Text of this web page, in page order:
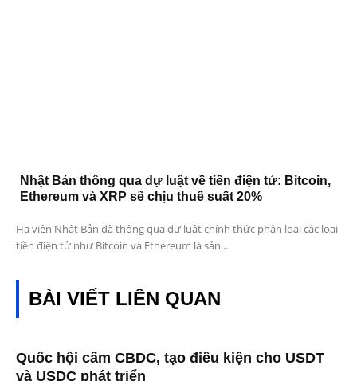
Nhật Bản thông qua dự luật về tiền điện tử: Bitcoin,
Ethereum và XRP sẽ chịu thuế suất 20%
Hạ viện Nhật Bản đã thông qua dự luật chính thức phân loại các loại
tiền điện tử như Bitcoin và Ethereum là sản...
BÀI VIẾT LIÊN QUAN
Quốc hội cấm CBDC, tạo điều kiện cho USDT
và USDC phát triển